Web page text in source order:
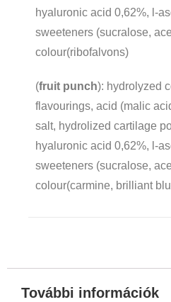
hyaluronic acid 0,62%, l-
sweeteners (sucralose,
colour(ribofalvons)
(fruit punch): hydrolyzed
flavourings, acid (malic
salt, hydrolized cartilage
hyaluronic acid 0,62%, l-
sweeteners (sucralose,
colour(carmine, brilliant
További információk